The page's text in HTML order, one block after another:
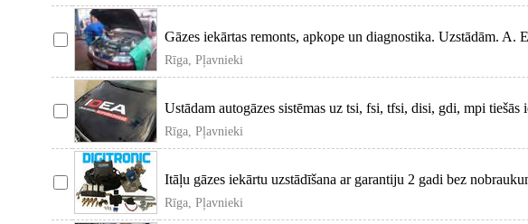
Gāzes iekārtas remonts, apkope un diagnostika. Uzstādām. A.
Brc, Oskar
Rīga, Pļavnieki
Ustādam autogāzes sistēmas uz tsi, fsi, tfsi, disi, gdi, mpi tiešās
benz
Rīga, Pļavnieki
Itāļu gāzes iekārtu uzstādīšana ar garantiju 2 gadi bez
Piedā
Rīga, Pļavnieki